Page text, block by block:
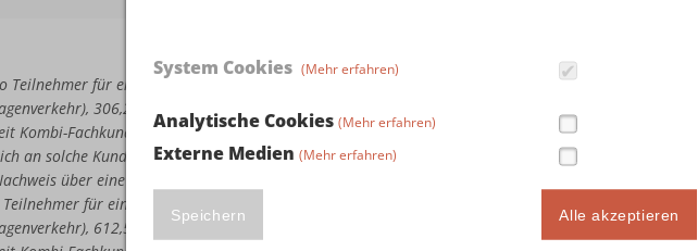
System Cookies (Mehr erfahren)
Analytische Cookies (Mehr erfahren)
Externe Medien (Mehr erfahren)
Speichern Alle akzeptieren
Teilnehmer für eine erneute Seminarteilnahme in Höhe von 243,75 € (Vollzeit Fachkunde
306,25 € (Vollzeit Kombi-Fachkunde Güterkraftverkehr & Taxi-/Mietwagenverkehr),
Kombi-Fachkunde Omnibusverkehr & Taxi-/Mietwagenverkehr) sowie 386,25 € (Vollzeit Kombi-
an solche Kunden, die bereits an einem Fachkundeseminar mit vollständiger Anwesenheit geschult
über eine nicht bestandene Fachkundeprüfung bei der IHK vorweisen.
für eine erneute Seminarteilnahme in Höhe von 487,50 € (Vollzeit Fachkunde
612,50 € (Vollzeit Kombi-Fachkunde Güterkraftverkehr & Taxi-/Mietwagenverkehr),